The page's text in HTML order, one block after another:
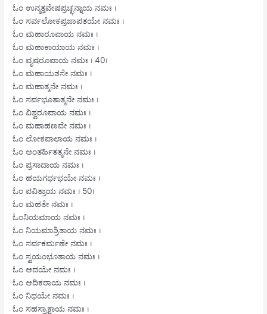
ಓಂ ಉನ್ಮತ್ತವೇಷಪ್ರಚ್ಛನ್ನಾಯ ನಮಃ ।
ಓಂ ಸರ್ವಲೋಕಪ್ರಜಾಪತಯೇ ನಮಃ ।
ಓಂ ಮಹಾರೂಪಾಯ ನಮಃ ।
ಓಂ ಮಹಾಕಾಯಾಯ ನಮಃ ।
ಓಂ ವೃಷರೂಪಾಯ ನಮಃ । 40।
ಓಂ ಮಹಾಯಶಸೇ ನಮಃ ।
ಓಂ ಮಹಾತ್ಮನೇ ನಮಃ ।
ಓಂ ಸರ್ವಭೂತಾತ್ಮನೇ ನಮಃ ।
ಓಂ ವಿಶ್ವರೂಪಾಯ ನಮಃ ।
ಓಂ ಮಹಾಹಣವೇ ನಮಃ ।
ಓಂ ಲೋಕಪಾಲಾಯ ನಮಃ ।
ಓಂ ಅಂತರ್ಹಿತತ್ಮನೇ ನಮಃ ।
ಓಂ ಪ್ರಸಾದಾಯ ನಮಃ ।
ಓಂ ಹಯಗರ್ಧಭಯೇ ನಮಃ ।
ಓಂ ಪವಿತ್ರಾಯ ನಮಃ । 50।
ಓಂ ಮಹತೇ ನಮಃ ।
ಓಂನಿಯಮಾಯ ನಮಃ ।
ಓಂ ನಿಯಮಾಶ್ರಿತಾಯ ನಮಃ ।
ಓಂ ಸರ್ವಕರ್ಮಣೇ ನಮಃ ।
ಓಂ ಸ್ವಯಂಭೂತಾಯ ನಮಃ ।
ಓಂ ಆದಯೇ ನಮಃ ।
ಓಂ ಆದಿಕರಾಯ ನಮಃ ।
ಓಂ ನಿಧಯೇ ನಮಃ ।
ಓಂ ಸಹಸ್ರಾಕ್ಷಾಯ ನಮಃ ।